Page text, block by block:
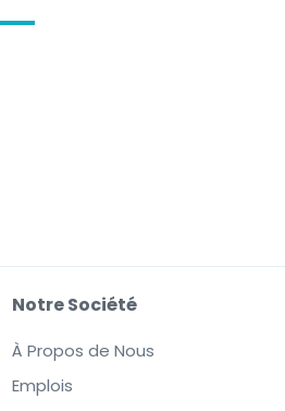
Notre Société
À Propos de Nous
Emplois